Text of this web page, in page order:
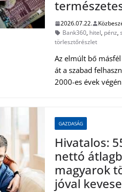
2026.07.22.
Bank360, hitel, pénz,
törlesztőrészlet
Az elmúlt bő
át a szabad
2000-es évek
GAZDASÁG
Hivatalos:
nettó
magyarok
jóval